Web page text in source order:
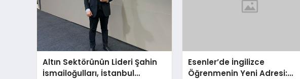
Altın Sektörünün Lideri Şahin
İsmailoğulları, İstanbul
Esenler’de İngilizce
Öğrenmenin Yeni Adresi: